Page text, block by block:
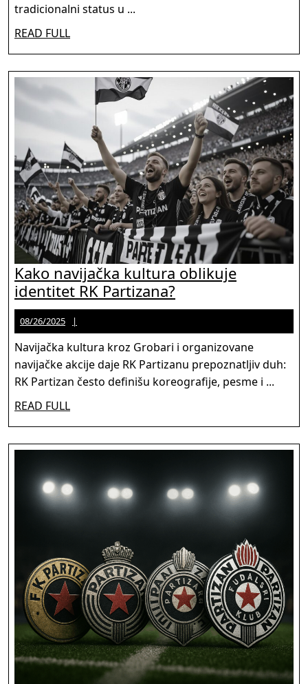
pregled
ključnih
tradicionalni status u ...
READ FULL
Kako navijačka kultura oblikuje
identitet RK Partizana?
navijačka
oblikuje
identitet
RK
08/26/2025
Martinez
Navijačka kultura kroz Grobari i organizovane
navijačke akcije daje RK Partizanu prepoznatljiv duh:
RK Partizan često definišu koreografije, pesme i ...
READ FULL